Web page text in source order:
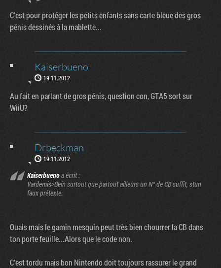
C'est pour protéger les petits enfants sans carte bleue des gros
pénis dessinés à la mablette...
Kaiserbueno
19.11.2012
Au fait en parlant de gros pénis, question con, GTA5 sort sur
WiiU?
Drbeckman
19.11.2012
Kaiserbuenoa écrit :
Vardemis>Bein surtout que partout ailleurs un N° de CB suffit, stun
faux prétexte.
Ouais mais le gamin mesquin peut très bien chourrer la CB dans
ton porte feuille...Alors que le code non.
C'est tordu mais bon Nintendo doit toujours rassurer le grand